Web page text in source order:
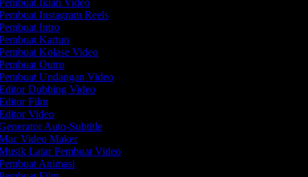
Iklan Video
Instagram Reels
Intro
Kartun
Kolase Video
Outro
Undangan Video
Dubbing Video
Film
Video
Auto-Subtitle
Video Maker
Latar Pembuat Video
Animasi